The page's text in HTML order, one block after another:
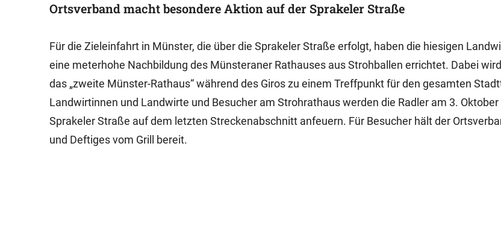
Ortsverband macht besondere Aktion auf der Sprakeler Straße
Für die Zieleinfahrt in Münster, die über die Sprakeler Straße erfolgt, haben die hiesigen
eine meterhohe Nachbildung des Münsteraner Rathauses aus Strohballen errichtet. Dabei
das „zweite Münster-Rathaus“ während des Giros zu einem Treffpunkt für den gesamten
Landwirtinnen und Landwirte und Besucher am Strohrathaus werden die Radler am 3.
Sprakeler Straße auf dem letzten Streckenabschnitt anfeuern. Für Besucher hält der
und Deftiges vom Grill bereit.